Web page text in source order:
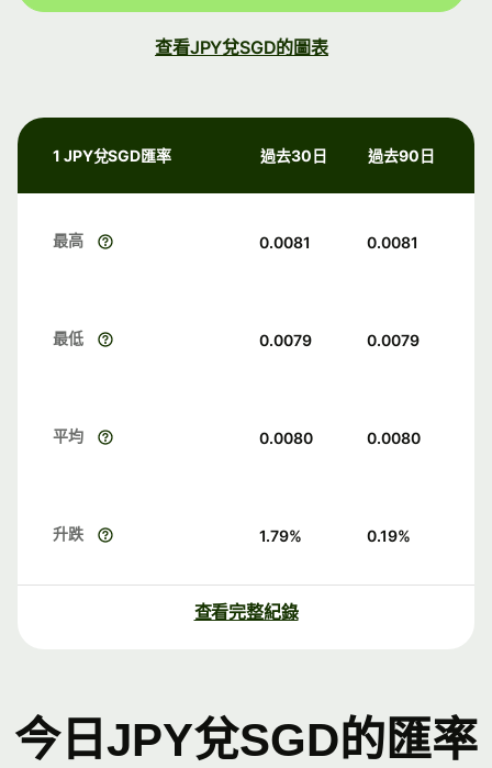
查看JPY兌SGD的圖表
1 JPY兌SGD匯率 過去30日 過去90日
最高 0.0081 0.0081
最低 0.0079 0.0079
平均 0.0080 0.0080
升跌 1.79% 0.19%
查看完整紀錄
今日JPY兌SGD的匯率